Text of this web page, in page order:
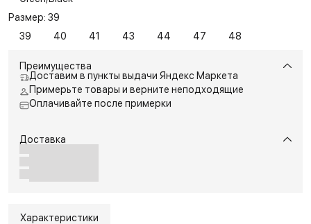
Размер: 39
39
40 41 43 44 47 48
Преимущества
Доставим в пункты выдачи Яндекс Маркета
Примерьте товары и верните неподходящие
Оплачивайте после примерки
Доставка
Характеристики